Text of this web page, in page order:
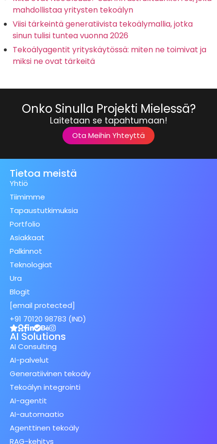
mahdollistaa yritysten tekoälyn
Viisi tärkeintä generatiivista tekoälymallia, jotka
sinun tulisi tuntea vuonna 2026
Tekoälyagentit yrityskäytössä: miten ne toimivat ja
miksi ne ovat tärkeitä
Onko Sinulla Projekti Mielessä?
Laitetaan se tapahtumaan!
Ota Meihin Yhteyttä
Tietoa meistä
Yhtiö
Tiimimme
Tapaustutkimuksia
Portfolio
Asiakkaat
Palkinnot
Teknologiat
Ura
Blogit
[email protected]
+91 70120 98783 (IND)
AI Solutions
AI Consulting
AI-palvelut
Generatiivinen tekoäly
Tekoälyn integrointi
AI-agentit
AI-automaatio
Agenttinen tekoäly
RAG-kehitys